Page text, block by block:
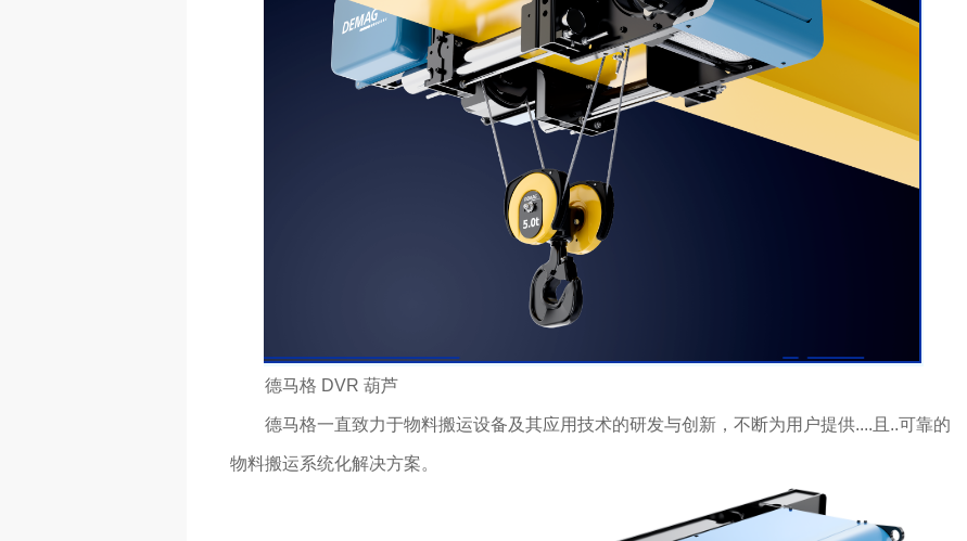
德马格 DVR 葫芦
德马格一直致力于物料搬运设备及其应用技术的研发与创新，不断为用户提供....且..可靠的
物料搬运系统化解决方案。